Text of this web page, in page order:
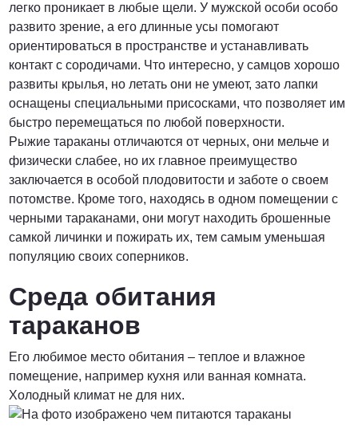
легко проникает в любые щели. У мужской особи особо
развито зрение, а его длинные усы помогают
ориентироваться в пространстве и устанавливать
контакт с сородичами. Что интересно, у самцов хорошо
развиты крылья, но летать они не умеют, зато лапки
оснащены специальными присосками, что позволяет им
быстро перемещаться по любой поверхности.
Рыжие тараканы отличаются от черных, они мельче и
физически слабее, но их главное преимущество
заключается в особой плодовитости и заботе о своем
потомстве. Кроме того, находясь в одном помещении с
черными тараканами, они могут находить брошенные
самкой личинки и пожирать их, тем самым уменьшая
популяцию своих соперников.
Среда обитания
тараканов
Его любимое место обитания – теплое и влажное
помещение, например кухня или ванная комната.
Холодный климат не для них.